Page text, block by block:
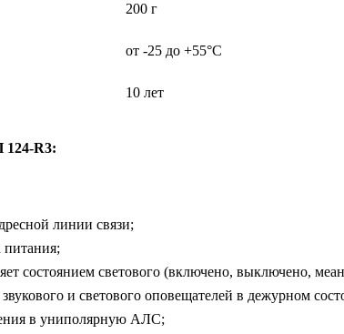
200 г
от -25 до +55°С
10 лет
124-R3:
линии связи;
питания;
состоянием светового (включено, выключено,
и светового оповещателей в дежурном
в униполярную АЛС;